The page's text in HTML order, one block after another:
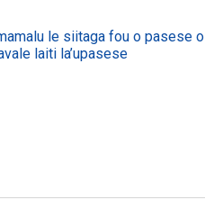
le siitaga fou o pasese o
laiti la’upasese